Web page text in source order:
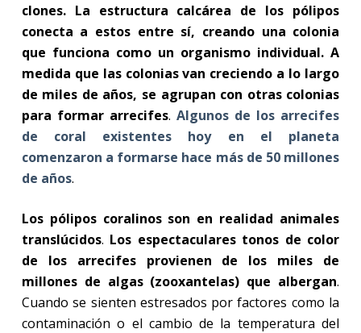
clones. La estructura calcárea de los pólipos
conecta a estos entre sí, creando una colonia
que funciona como un organismo individual. A
medida que las colonias van creciendo a lo largo
de miles de años, se agrupan con otras colonias
para formar arrecifes. Algunos de los arrecifes
de coral existentes hoy en el planeta
comenzaron a formarse hace más de 50 millones
de años.
Los pólipos coralinos son en realidad animales
translúcidos. Los espectaculares tonos de color
de los arrecifes provienen de los miles de
millones de algas (zooxantelas) que albergan.
Cuando se sienten estresados por factores como la
contaminación o el cambio de la temperatura del